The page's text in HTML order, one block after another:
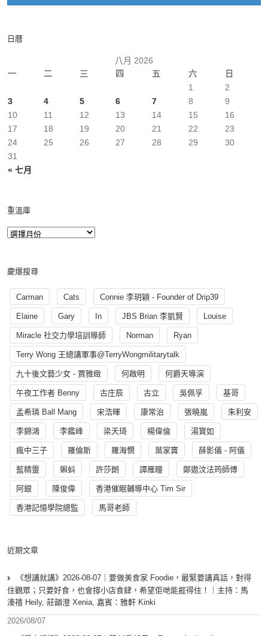
日曆
八月 2026
一
二 三 四 五 六 日
« 七月
1
2
3
4 5 6 7 8
9
10
11 12 13 14 15
16
17
18 19 20 21 22
23
24
25 26 27 28 29
30
31
重溫庫
慶爆搜尋
Carman Cats Connie 李玥穎 - Founder of Drip39
Elaine Gary In JBS Brian 李凱賢 Louise
Miracle 社交力學培訓導師 Norman Ryan
Terry Wong 王總講軍事@TerryWongmilitarytalk
九十後文藝少女 - 賈雅緻 何啟明 何爵天導演
午夜工作者 Benny 古庄辰 古立 吳佩孚 基哥
孟希璘 Ball Mang 宋浩暉 康常治 張曉嵐 朱利安
李錦鴻 李鑑峰 梁天琦 楊偉倫 湯寳如
瘋中三子 羅倫斯 羅海憫 葉家寶 薛影儀 - 阿儀
藍精靈 蝌蚪 許莎朗 譚雁瞳 鄭遨汶法筠師傅
阿銀 陳俊偉 香港催眠輔導中心 Tim Sir
香港記憶學院總監 馬哥老師
近期文章
《想講就講》2026-08-07｜要做美食家 Foodie，最緊要講真話，對得
住觀眾；只要好食，也會撐小店食肆，希望佢哋能捱得住！｜主持：馬
溱禧 Heily, 莊韻澄 Xenia, 嘉賓：雅軒 Kinki
2026/08/07